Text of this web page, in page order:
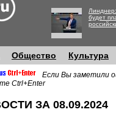
будет
Общество Культура
Если Вы заметили
Ctrl+Enter
ЗА 08.09.2024